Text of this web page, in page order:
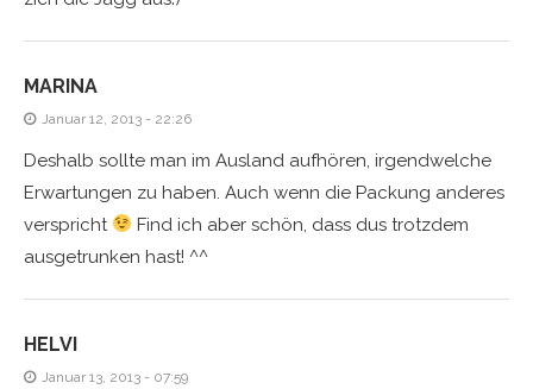
MARINA
Januar 12, 2013 - 22:26
Deshalb sollte man im Ausland aufhören, irgendwelche
Erwartungen zu haben. Auch wenn die Packung anderes
verspricht
Find ich aber schön, dass dus trotzdem
ausgetrunken hast! ^^
HELVI
Januar 13, 2013 - 07:59